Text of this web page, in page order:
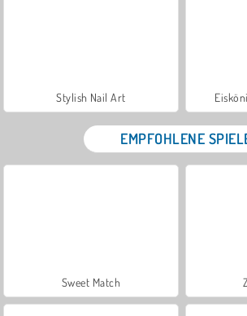
Stylish Nail Art
EMPFOHLENE
Sweet Match